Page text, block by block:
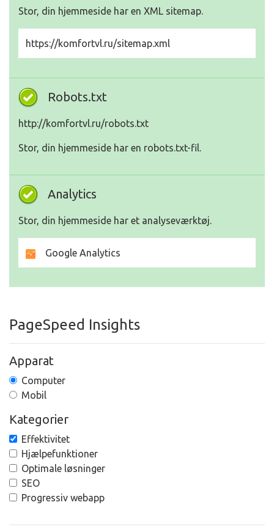
Stor, din hjemmeside har en XML sitemap.
https://komfortvl.ru/sitemap.xml
Robots.txt
http://komfortvl.ru/robots.txt
Stor, din hjemmeside har en robots.txt-fil.
Analytics
Stor, din hjemmeside har et analyseværktøj.
Google Analytics
PageSpeed Insights
Apparat
Computer
Mobil
Kategorier
Effektivitet
Hjælpefunktioner
Optimale løsninger
SEO
Progressiv webapp